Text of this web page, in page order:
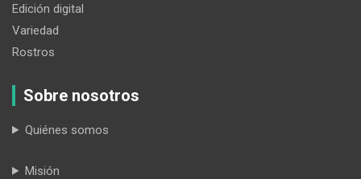
Edición digital
Variedad
Rostros
Sobre nosotros
Quiénes somos
Misión